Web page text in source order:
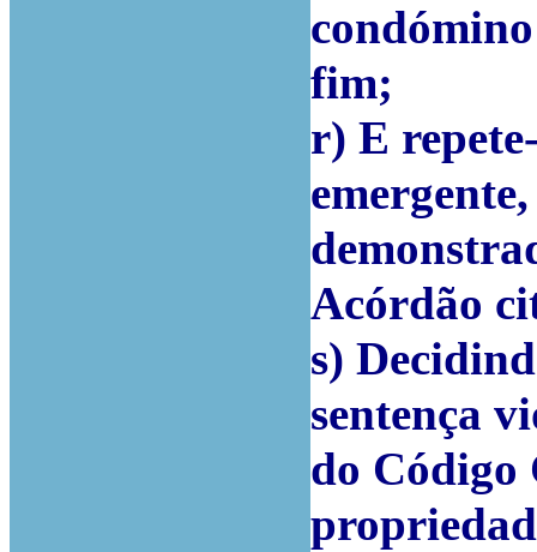
fim;
r) E
Acórdão
s)
sentença
do Código